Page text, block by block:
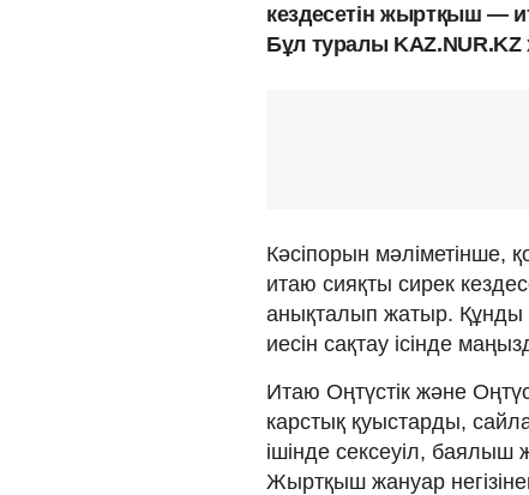
кездесетін жыртқыш —
Бұл туралы
Кәсіпорын мәліметінше,
итаю сияқты сирек
анықталып жатыр. Құнды
иесін сақтау ісінде
Итаю Оңтүстік және
карстық қуыстарды,
ішінде сексеуіл, баялыш
Жыртқыш жануар